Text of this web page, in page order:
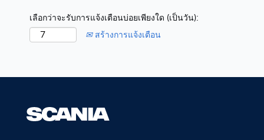
เลือกว่าจะรับการแจ้งเตือนบ่อยเพียงใด (เป็นวัน):
สร้างการแจ้งเตือน